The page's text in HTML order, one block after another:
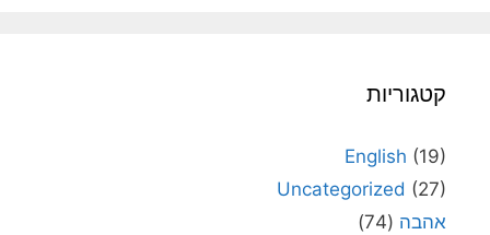
קטגוריות
English (19)
Uncategorized (27)
אהבה (74)